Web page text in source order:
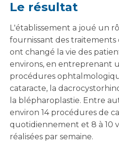
Le résultat
L'établissement a joué un
fournissant des
ont changé la vie des
environs, en entreprenant
procédures
cataracte, la
la blépharoplastie. Entre
environ 14 procédures de
quotidiennement et 8 à 10
réalisées par semaine.